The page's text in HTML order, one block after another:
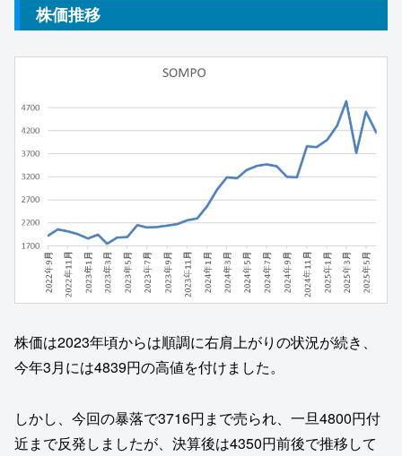
株価推移
株価は2023年頃からは順調に右肩上がりの状況が続き、
今年3月には4839円の高値を付けました。
しかし、今回の暴落で3716円まで売られ、一旦4800円付
近まで反発しましたが、決算後は4350円前後で推移して